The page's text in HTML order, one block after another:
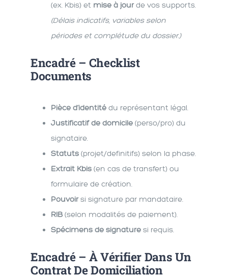
(ex. Kbis) et mise à jourde vos supports.
(Délais indicatifs, variables selon
périodes et complétude du dossier.)
Encadré – Checklist
Documents
Pièce d’identité du représentant légal.
Justificatif de domicile (perso/pro) du
signataire.
Statuts (projet/definitifs) selon la phase.
Extrait Kbis (en cas de transfert) ou
formulaire de création.
Pouvoirsi signature par mandataire.
RIB (selon modalités de paiement).
Spécimens de signature si requis.
Encadré – À Vérifier Dans Un
Contrat De Domiciliation